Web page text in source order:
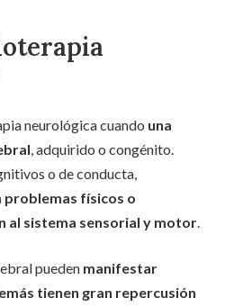
neurológica cuando una
, adquirido o congénito.
o de conducta,
problemas físicos o
al sistema sensorial y motor.
pueden manifestar
tienen gran repercusión